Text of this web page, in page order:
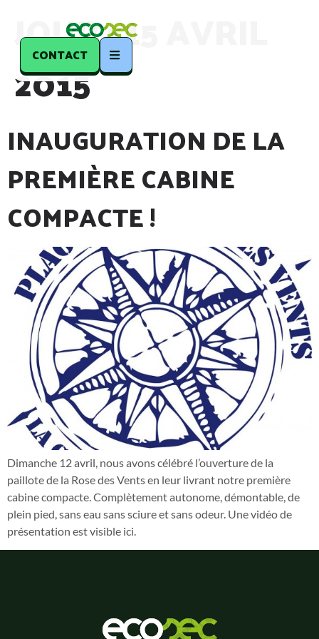
CONTACT
JOUR :15 AVRIL
2015
INAUGURATION DE LA
PREMIÈRE CABINE
COMPACTE !
Dimanche 12 avril, nous avons célébré l’ouverture de la
paillote de la Rose des Vents en leur livrant notre première
cabine compacte. Complètement autonome, démontable, de
plein pied, sans eau sans sciure et sans odeur. Une vidéo de
présentation est visible ici.